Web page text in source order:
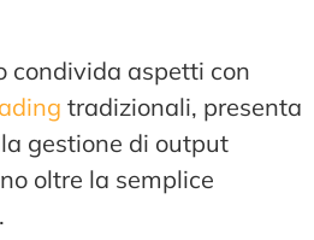
condivida aspetti con
tradizionali, presenta
gestione di output
oltre la semplice